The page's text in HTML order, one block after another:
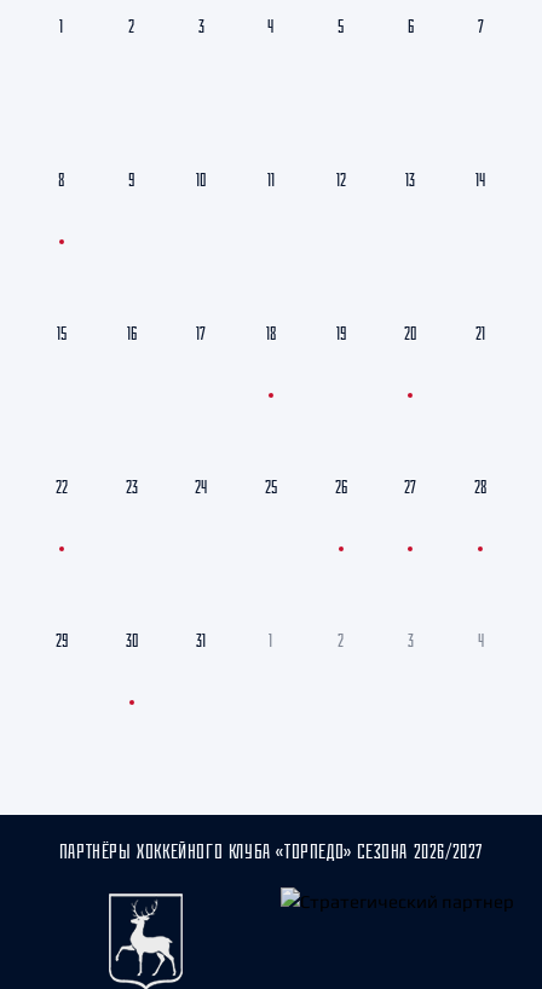
1 2 3 4 5 6 7
8 9 10 11 12 13 14
15 16 17 18 19 20 21
22 23 24 25 26 27 28
29 30 31 1 2 3 4
ПАРТНЁРЫ ХОККЕЙНОГО КЛУБА «ТОРПЕДО» СЕЗОНА 2026/2027